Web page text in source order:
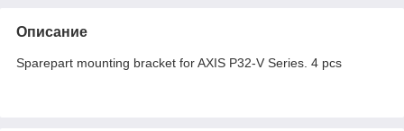
Описание
Sparepart mounting bracket for AXIS P32-V Series. 4 pcs